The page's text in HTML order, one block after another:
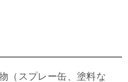
（スプレー缶、塗料な